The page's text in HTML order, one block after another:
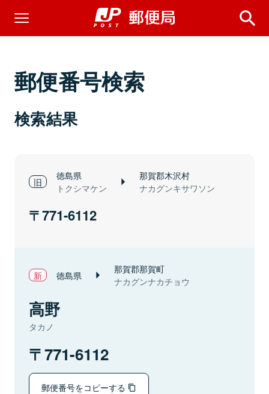
郵便番号検索
検索結果
徳島県
トクシマケン
那賀郡木沢村
ナカグンキサワソン
771-6112
徳島県 那賀郡那賀町
ナカグンナカチョウ
高野
タカノ
771-6112
郵便番号をコピーする